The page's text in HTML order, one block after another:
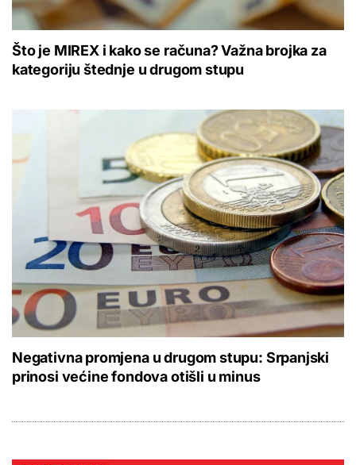
Što je MIREX i kako se računa? Važna brojka za
kategoriju štednje u drugom stupu
Negativna promjena u drugom stupu: Srpanjski
prinosi većine fondova otišli u minus